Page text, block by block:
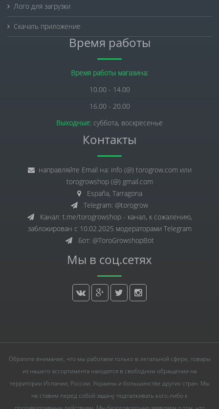
Лого для загрузки
Скачать приложение
Время работы
Время работы магазина:
10.00 - 14.00
16.00 - 20.00
Выходные: суббота, воскресенье
Контакты
направляйте Email на: info (@) torogrow.com или
torogrowshop (@) gmail.com
España, Tarragona
Telegram: @torogrow
Канал: t.me/torogrowshop - канал, к сожалению,
заблокирован с 10.02.2025 модераторами Telegram
Бот: @ToroGrowshopBot
Мы в соц.сетях
Обратите внимание, что мы работаем только в легальной сфере, товары
из нашего ассортимента находятся в свободном обращении на
территории Испании, России, Украины и большинстве других стран. Мы
не ставим перед собой задачу подталкивать кого-либо к